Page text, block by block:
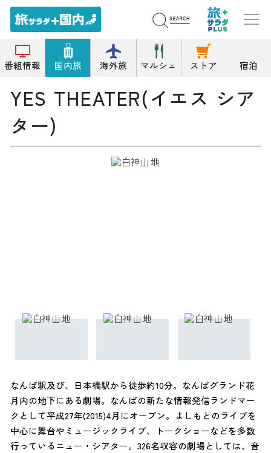
番組情報 国内旅 海外旅 マルシェ ストア 宿泊
トップ YES THEATER(イエス シアター)
YES THEATER(イエス シア
ター)
なんば駅及び、日本橋駅から徒歩約10分。なんばグランド花
月内の地下にある劇場。なんばの新たな情報発信ランドマー
クとして平成27年(2015)4月にオープン。よしもとのライブを
中心に舞台やミュージックライブ、トークショーなどを多数
行っているニュー・シアター。326名収容の劇場としては、音